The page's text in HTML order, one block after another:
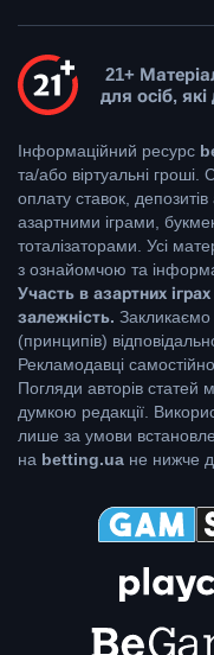
21+
для осіб,
Інформаційний ресурс
та/або віртуальні
оплату ставок,
азартними іграми,
тоталізаторами. Усі
з ознайомчою та
Участь в азартних
залежність.
(принципів)
Рекламодавці
Погляди авторів статей
думкою редакції.
лише за умови
на betting.ua не нижче